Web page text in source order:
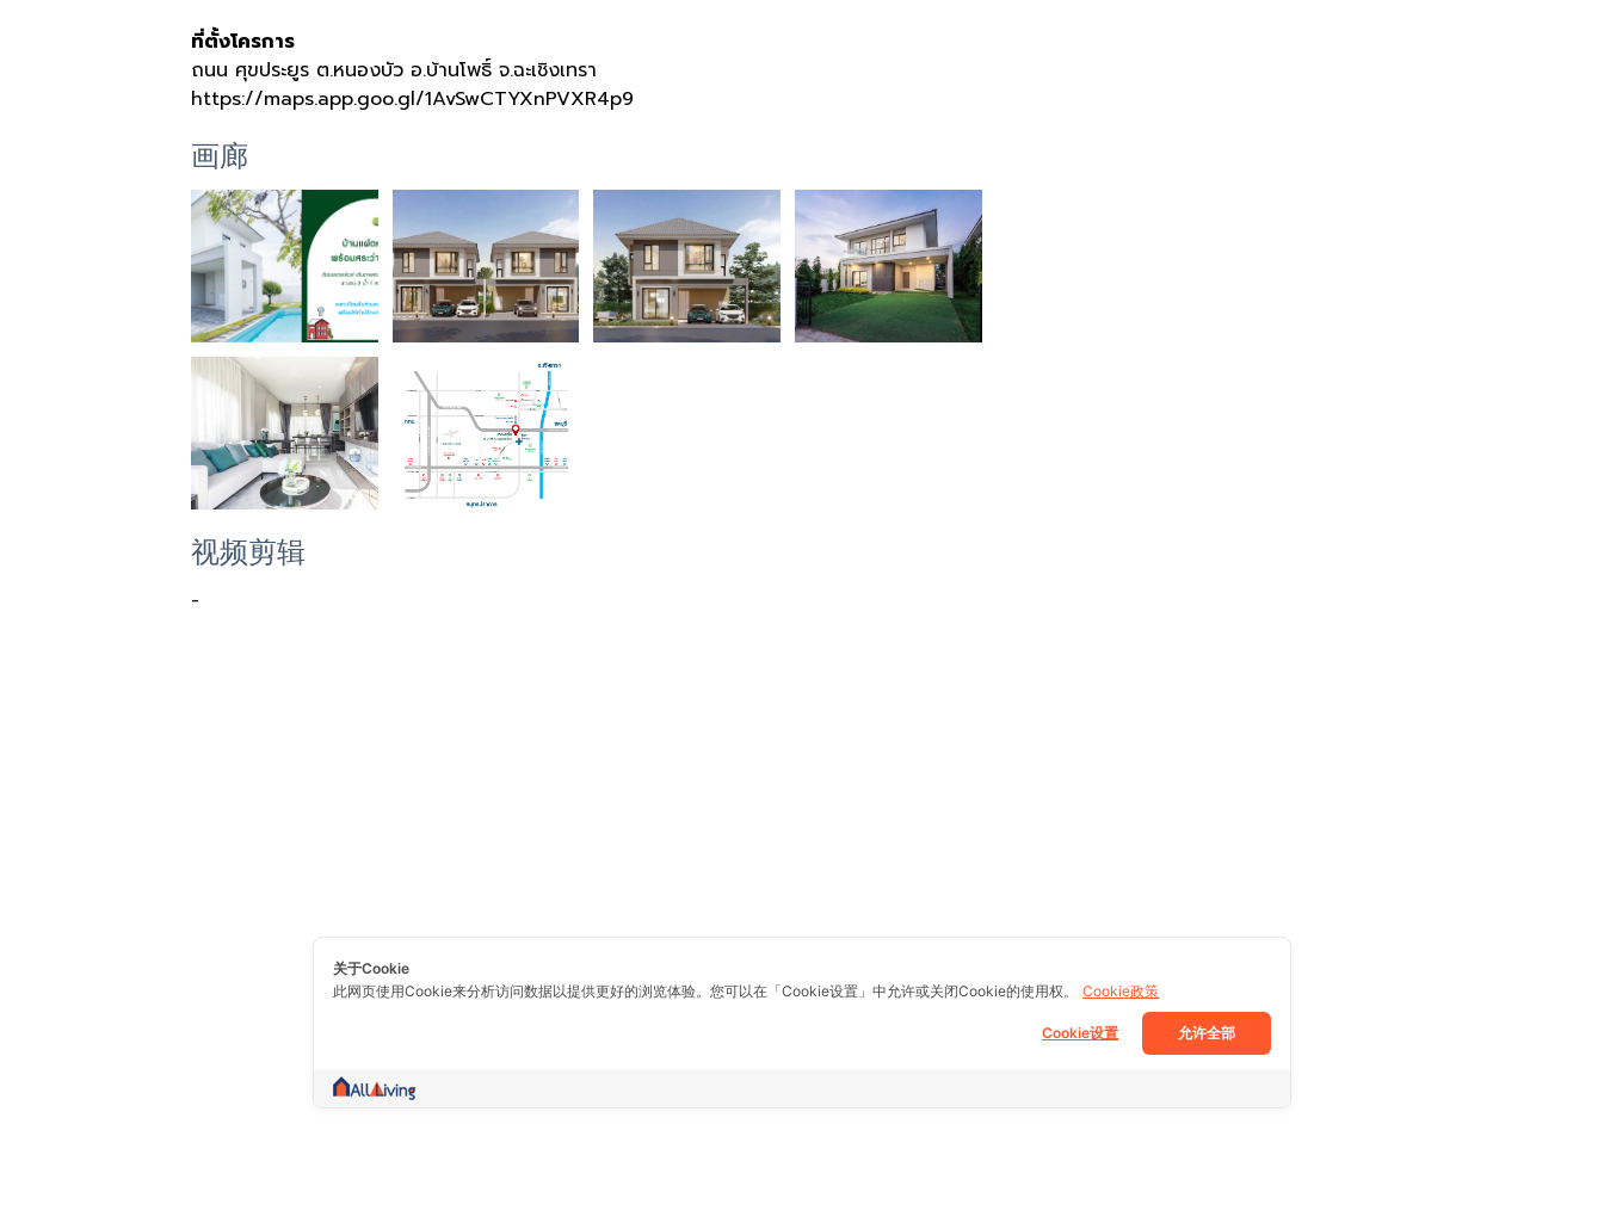
ที่ตั้งโครการ
ถนน ศุขประยูร ต.หนองบัว อ.บ้านโพธิ์ จ.ฉะเชิงเทรา
https://maps.app.goo.gl/1AvSwCTYXnPVXR4p9
画廊
视频剪辑
-
关于Cookie
此网页使用Cookie来分析访问数据以提供更好的浏览体验。您可以在「Cookie设置」中允许或关闭Cookie的使用权。
Cookie政策
允许全部
Cookie设置